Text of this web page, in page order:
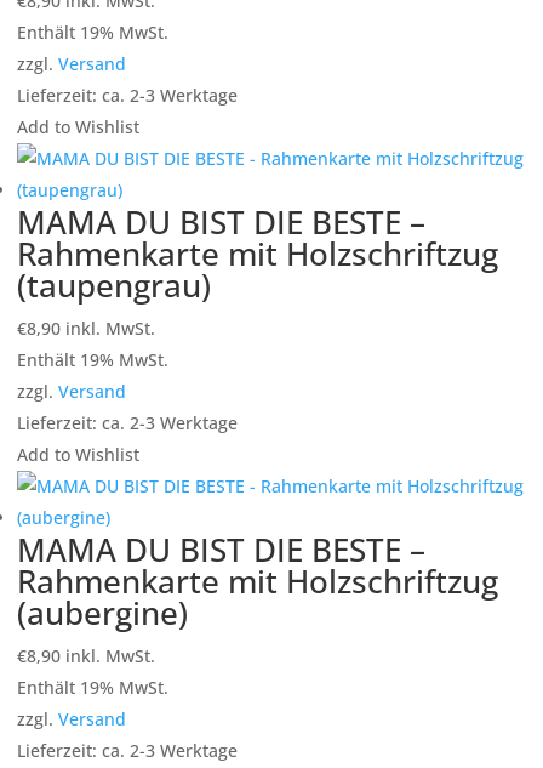
Enthält 19% MwSt.
zzgl. Versand
Lieferzeit: ca. 2-3 Werktage
Add to Wishlist
MAMA DU BIST DIE BESTE –
Rahmenkarte mit Holzschriftzug
(taupengrau)
€8,90 inkl. MwSt.
Enthält 19% MwSt.
zzgl. Versand
Lieferzeit: ca. 2-3 Werktage
Add to Wishlist
MAMA DU BIST DIE BESTE –
Rahmenkarte mit Holzschriftzug
(aubergine)
€8,90 inkl. MwSt.
Enthält 19% MwSt.
zzgl. Versand
Lieferzeit: ca. 2-3 Werktage